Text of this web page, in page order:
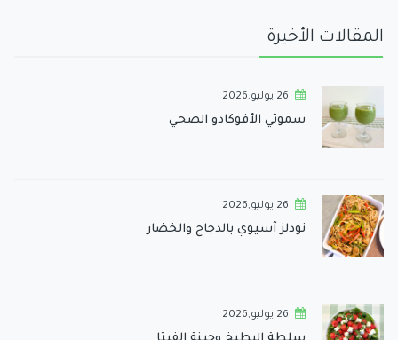
المقالات الأخيرة
26 يوليو,2026
سموثي الأفوكادو الصحي
26 يوليو,2026
نودلز آسيوي بالدجاج والخضار
26 يوليو,2026